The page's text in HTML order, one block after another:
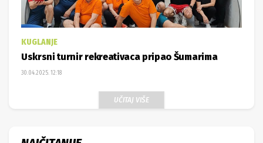
KUGLANJE
Uskrsni turnir rekreativaca pripao Šumarima
30.04.2025. 12:18
UČITAJ VIŠE